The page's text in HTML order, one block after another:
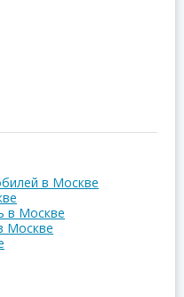
в Москве
в Москве
Москве